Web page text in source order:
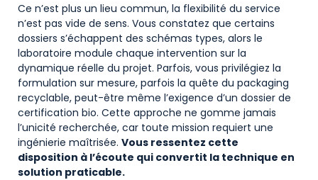
Ce n’est plus un lieu commun, la flexibilité du service
n’est pas vide de sens. Vous constatez que certains
dossiers s’échappent des schémas types, alors le
laboratoire module chaque intervention sur la
dynamique réelle du projet. Parfois, vous privilégiez la
formulation sur mesure, parfois la quête du packaging
recyclable, peut-être même l’exigence d’un dossier de
certification bio. Cette approche ne gomme jamais
l’unicité recherchée, car toute mission requiert une
ingénierie maîtrisée. Vous ressentez cette
disposition à l’écoute qui convertit la technique en
solution praticable.